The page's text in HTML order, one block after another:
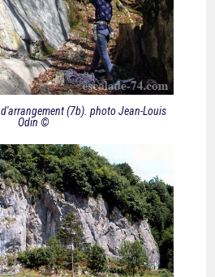
(7b). photo Jean-Louis
Odin ©